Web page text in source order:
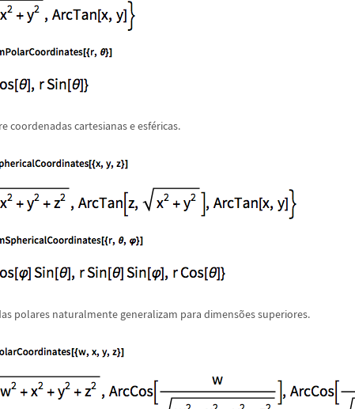
coordenadas cartesianas e esféricas.
polares naturalmente generalizam para dimensões superiores.